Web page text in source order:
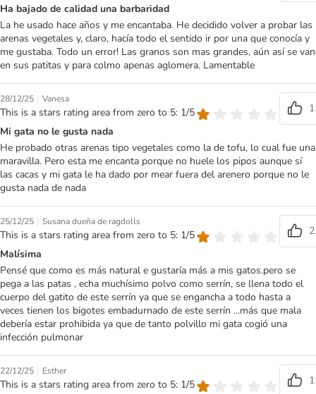
Ha bajado de calidad una barbaridad
La he usado hace años y me encantaba. He decidido volver a probar las
arenas vegetales y, claro, hacía todo el sentido ir por una que conocía y
me gustaba. Todo un error! Las granos son mas grandes, aún así se van
en sus patitas y para colmo apenas aglomera. Lamentable
28/12/25 | Vanesa
This is a stars rating area from zero to 5: 1/5
1
Mi gata no le gusta nada
He probado otras arenas tipo vegetales como la de tofu, lo cual fue una
maravilla. Pero esta me encanta porque no huele los pipos aunque sí
las cacas y mi gata le ha dado por mear fuera del arenero porque no le
gusta nada de nada
25/12/25 | Susana dueña de ragdolls
This is a stars rating area from zero to 5: 1/5
2
Malísima
Pensé que como es más natural e gustaría más a mis gatos.pero se
pega a las patas , echa muchísimo polvo como serrín, se llena todo el
cuerpo del gatito de este serrín ya que se engancha a todo hasta a
veces tienen los bigotes embadurnado de este serrín ...más que mala
debería estar prohibida ya que de tanto polvillo mi gata cogió una
infección pulmonar
22/12/25 | Esther
This is a stars rating area from zero to 5: 1/5
1